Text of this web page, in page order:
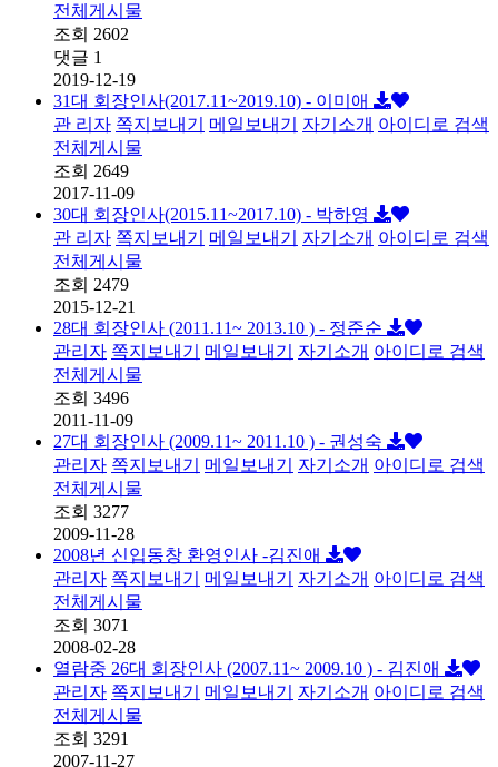
전체게시물
조회 2602
댓글 1
2019-12-19
31대 회장인사(2017.11~2019.10) - 이미애
관 리자 쪽지보내기 메일보내기 자기소개 아이디로 검색
전체게시물
조회 2649
2017-11-09
30대 회장인사(2015.11~2017.10) - 박하영
관 리자 쪽지보내기 메일보내기 자기소개 아이디로 검색
전체게시물
조회 2479
2015-12-21
28대 회장인사 (2011.11~ 2013.10 ) - 정준순
관리자 쪽지보내기 메일보내기 자기소개 아이디로 검색
전체게시물
조회 3496
2011-11-09
27대 회장인사 (2009.11~ 2011.10 ) - 권성숙
관리자 쪽지보내기 메일보내기 자기소개 아이디로 검색
전체게시물
조회 3277
2009-11-28
2008년 신입동창 환영인사 -김진애
관리자 쪽지보내기 메일보내기 자기소개 아이디로 검색
전체게시물
조회 3071
2008-02-28
열람중 26대 회장인사 (2007.11~ 2009.10 ) - 김진애
관리자 쪽지보내기 메일보내기 자기소개 아이디로 검색
전체게시물
조회 3291
2007-11-27